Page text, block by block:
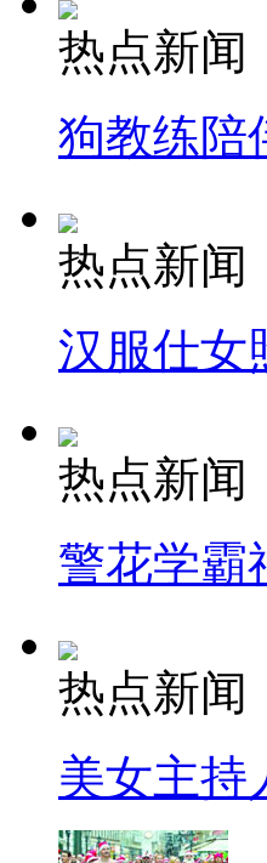
热点新闻
狗教练陪
热点新闻
汉服仕女
热点新闻
警花学霸
热点新闻
美女主持